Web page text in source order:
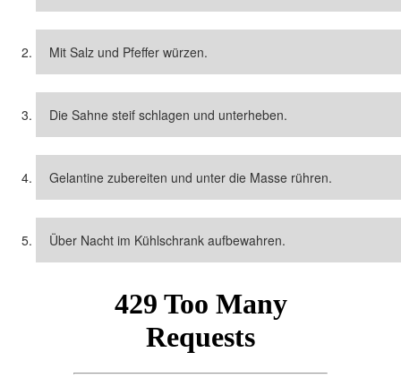
Mit Salz und Pfeffer würzen.
Die Sahne steif schlagen und unterheben.
Gelantine zubereiten und unter die Masse rühren.
Über Nacht im Kühlschrank aufbewahren.